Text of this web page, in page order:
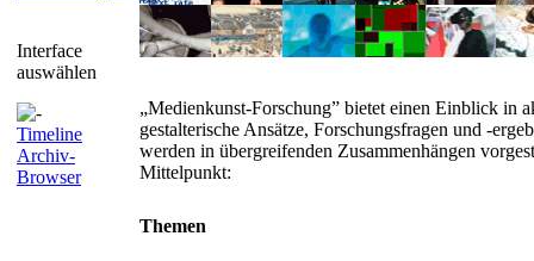
Interface
auswählen
Timeline
Archiv-
Browser
„Medienkunst-Forschung” bietet einen Einblick in
gestalterische Ansätze, Forschungsfragen und -
werden in übergreifenden Zusammenhängen
Mittelpunkt:
Themen